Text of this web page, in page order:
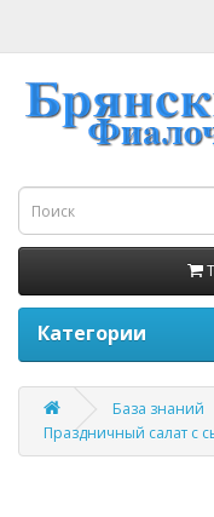
Категории
База знаний
Праздничный салат с